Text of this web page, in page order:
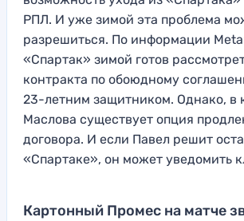
РПЛ. И уже зимой эта проблема
разрешиться. По информации
«Спартак» зимой готов
контракта по обоюдному
23-летним защитником. Однако, в
Маслова существует опция
договора. И если Павел решит
«Спартаке», он может уведомить
Картонный Промес на матче